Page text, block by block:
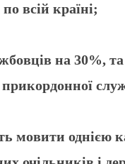
всій країні;
на 30%,
мовити однією